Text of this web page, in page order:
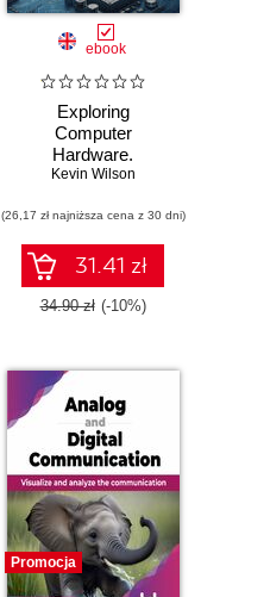
ebook
Exploring
Computer
Hardware.
Mastering the
Technology, From
Microcomputers to
Cloud Computing
Kevin Wilson
(26,17 zł najniższa cena z 30 dni)
31.41 zł
34.90 zł (-10%)
Promocja